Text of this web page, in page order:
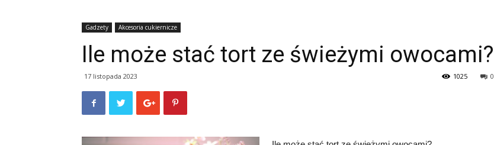
Gadzety Akcesoria cukiernicze
Ile może stać tort ze świeżymi owocami?
17 listopada 2023 0
1025